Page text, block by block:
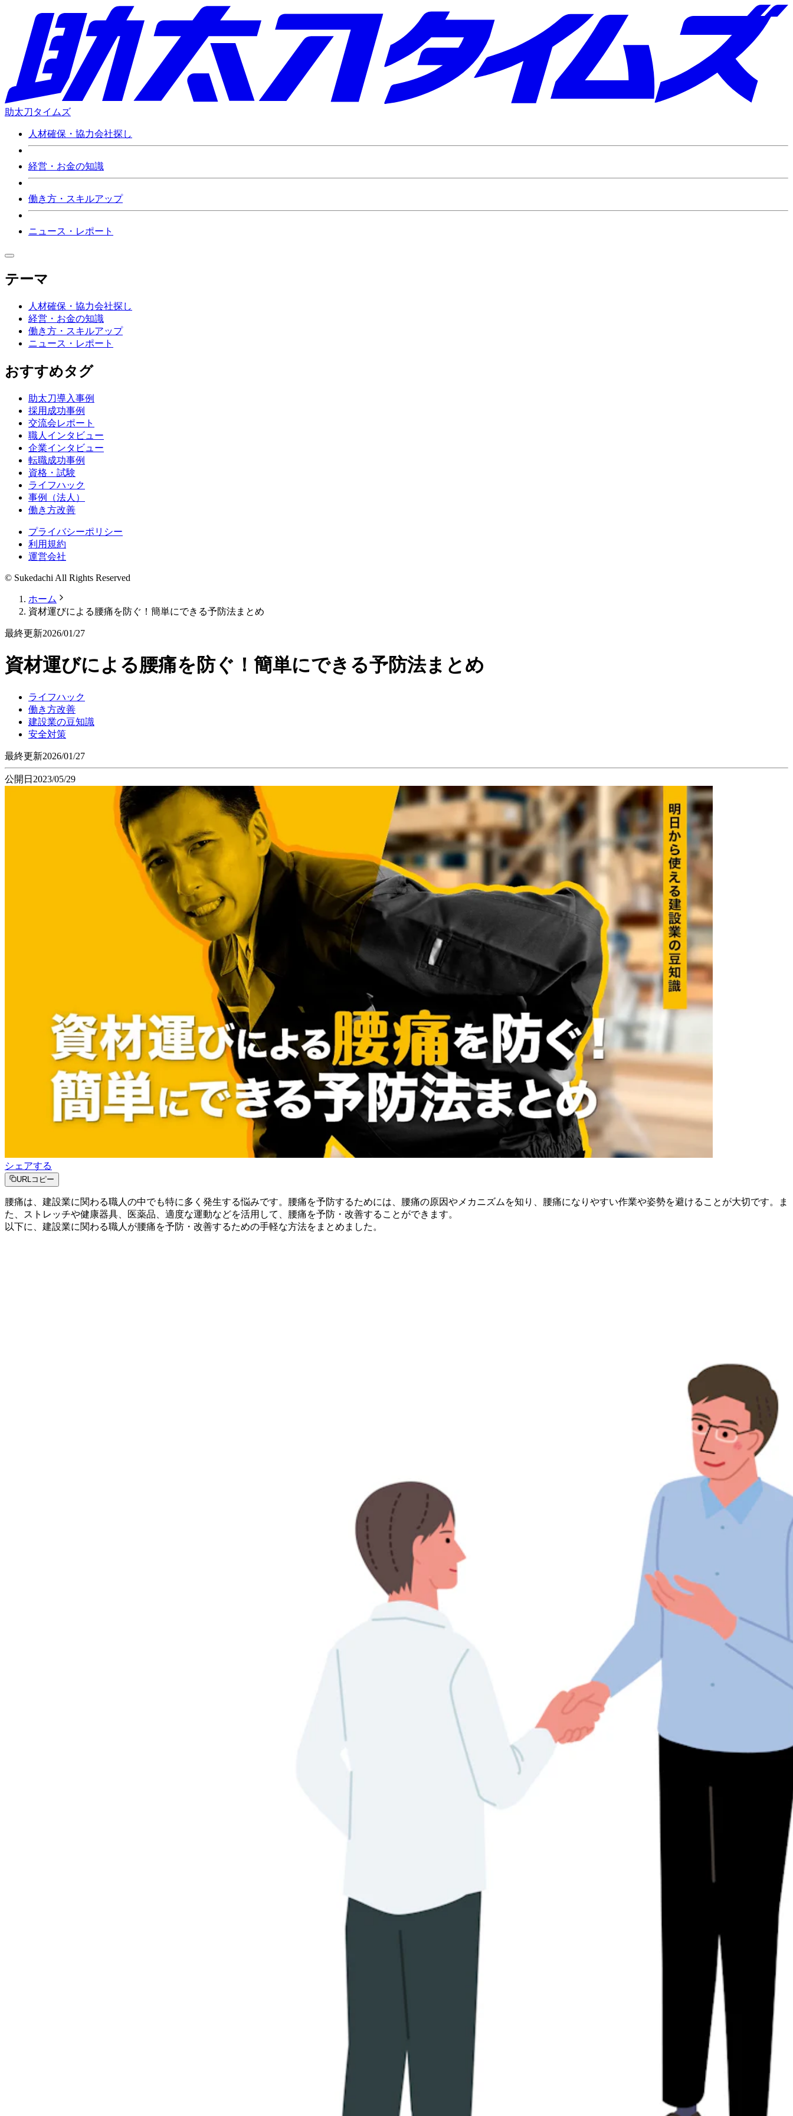
助太刀タイムズ
人材確保・協力会社探し
経営・お金の知識
働き方・スキルアップ
ニュース・レポート
テーマ
人材確保・協力会社探し
経営・お金の知識
働き方・スキルアップ
ニュース・レポート
おすすめタグ
助太刀導入事例
採用成功事例
交流会レポート
職人インタビュー
企業インタビュー
転職成功事例
資格・試験
ライフハック
事例（法人）
働き方改善
プライバシーポリシー
利用規約
運営会社
© Sukedachi All Rights Reserved
ホーム
資材運びによる腰痛を防ぐ！簡単にできる予防法まとめ
最終更新2026/01/27
資材運びによる腰痛を防ぐ！簡単にできる予防法まとめ
ライフハック
働き方改善
建設業の豆知識
安全対策
最終更新2026/01/27
公開日 2023/05/29
シェアする
URLコピー
腰痛は、建設業に関わる職人の中でも特に多く発生する悩みです。腰痛を予防するためには、腰痛の原因やメカニズムを知り、腰痛になりやすい作業や姿勢を避けることが大切です。ま
た、ストレッチや健康器具、医薬品、適度な運動などを活用して、腰痛を予防・改善することができます。
以下に、建設業に関わる職人が腰痛を予防・改善するための手軽な方法をまとめました。